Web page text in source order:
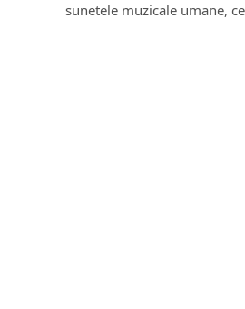
sunetele muzicale umane,